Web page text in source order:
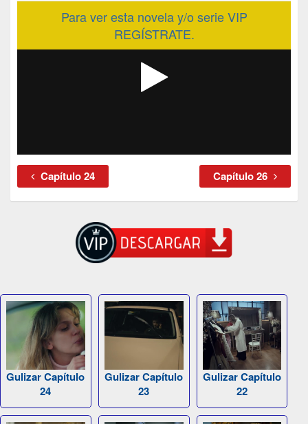
Para ver esta novela y/o serie VIP
REGÍSTRATE.
Capítulo 24 Capítulo 26
Gulizar Capítulo
24
Gulizar Capítulo
23
Gulizar Capítulo
22